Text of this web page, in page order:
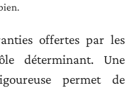
offertes par les
déterminant. Une
permet de